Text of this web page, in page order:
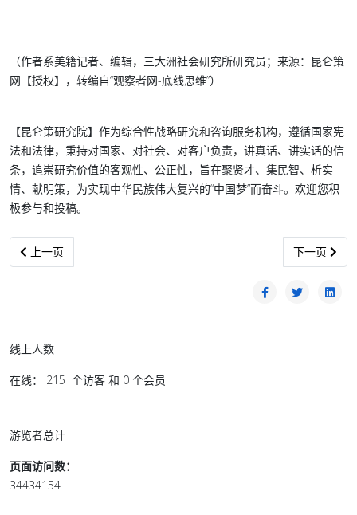
（作者系美籍记者、编辑，三大洲社会研究所研究员；来源：昆仑策
网【授权】，转编自“观察者网-底线思维”）
【昆仑策研究院】作为综合性战略研究和咨询服务机构，遵循国家宪
法和法律，秉持对国家、对社会、对客户负责，讲真话、讲实话的信
条，追崇研究价值的客观性、公正性，旨在聚贤才、集民智、析实
情、献明策，为实现中华民族伟大复兴的“中国梦”而奋斗。欢迎您积
极参与和投稿。
上一篇文章: 明德先生｜苟利国家生死以：那位长者，走了。。。
上一页 下一篇文章:
下一页
线上人数
在线： 215 个访客 和 0 个会员
游览者总计
页面访问数：
34434154